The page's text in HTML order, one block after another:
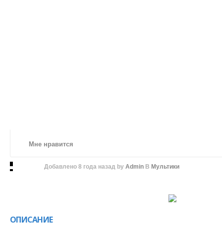
Мне нравится
Добавлено 8 года назадby AdminВ Мультики
ОПИСАНИЕ